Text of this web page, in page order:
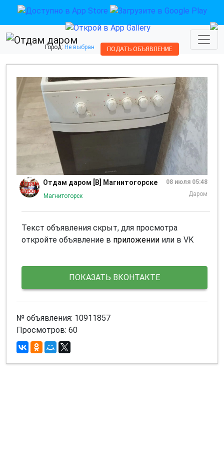
Город: Не выбран ПОДАТЬ ОБЪЯВЛЕНИЕ
Отдам даром [В] Магнитогорске
Магнитогорск
08 июля 05:48
Даром
Текст объявления скрыт, для просмотра
откройте объявление в приложении или в VK
ПОКАЗАТЬ ВКОНТАКТЕ
№ объявления: 10911857
Просмотров: 60